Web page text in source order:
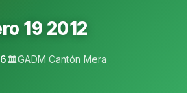
19 2012
🏛️GADM Cantón Mera